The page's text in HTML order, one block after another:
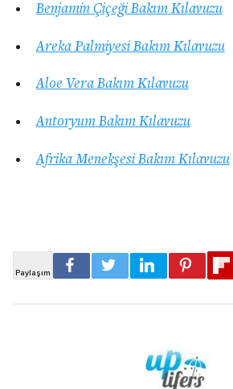
Benjamin Çiçeği Bakım Kılavuzu
Areka Palmiyesi Bakım Kılavuzu
Aloe Vera Bakım Kılavuzu
Antoryum Bakım Kılavuzu
Afrika Menekşesi Bakım Kılavuzu